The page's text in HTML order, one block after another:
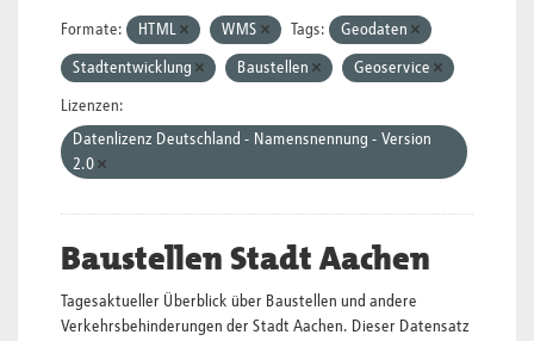
Formate: HTML WMS Tags: Geodaten
Stadtentwicklung Baustellen Geoservice
Lizenzen:
Datenlizenz Deutschland - Namensnennung - Version
2.0
Baustellen Stadt Aachen
Tagesaktueller Überblick über Baustellen und andere
Verkehrsbehinderungen der Stadt Aachen. Dieser Datensatz